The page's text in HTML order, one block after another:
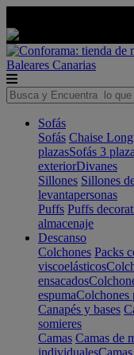
Baleares Canarias
Sofás
Sofás Chaise
plazasSofás 3
exteriorDivanes
Sillones Sillones
levantapersonas
Puffs Puffs
almacenaje
Descanso
Colchones Packs
viscoelásticos
ensacados
espumaColchones
Canapés y bases
somieres
Camas Camas de
individuales